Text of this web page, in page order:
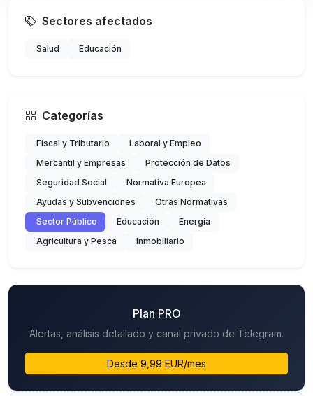
Sectores afectados
Salud Educación
Categorías
Fiscal y Tributario
Laboral y Empleo
Mercantil y Empresas
Protección de Datos
Seguridad Social
Normativa Europea
Ayudas y Subvenciones
Otras Normativas
Sector Público
Educación
Energía
Agricultura y Pesca
Inmobiliario
Plan PRO
Alertas, análisis detallado y canal privado de Telegram.
Desde 9,99 EUR/mes